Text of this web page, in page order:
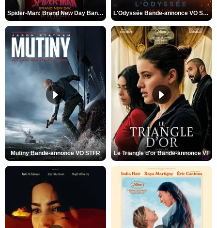
Spider-Man: Brand New Day Bande-annonce VO STFR L'Odyssée Bande-annonce VO STFR
Mutiny Bande-annonce VO STFR Le Triangle d'or Bande-annonce VF